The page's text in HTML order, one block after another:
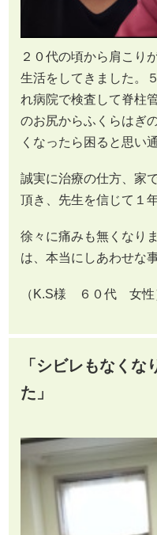
２０代の頃から肩こり
生活をしてきました。
れ病院で検査して脊柱
のお尻からふくらはぎ
くなったら困ると思い
誠実に治療の仕方、家
頂き、先生を信じて１年
徐々に痛みも無くなり
は、本当にしあわせな
（K.S様 ６０代 女性
「シビレもなくな
た」